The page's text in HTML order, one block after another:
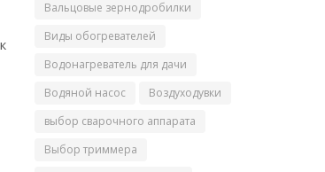
Вальцовые зернодробилки
Виды обогревателей
Водонагреватель для дачи
Водяной насос
Воздуходувки
выбор сварочного аппарата
Выбор триммера